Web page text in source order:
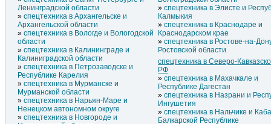
Ленинградской области
спецтехника в Архангельске и
Архангельской области
спецтехника в Вологде и Вологодской
области
спецтехника в Калининграде и
Калиниградской области
спецтехника в Петрозаводске и
Республике Карелия
спецтехника в Мурманске и
Мурманской области
спецтехника в Нарьян-Маре и
Ненецком автономном округе
спецтехника в Новгороде и
спецтехника в Элисте и
Калмыкия
спецтехника в Краснодаре и
Краснодарском крае
спецтехника в Ростове-на-
Ростовской области
спецтехника в Северо-
РФ
спецтехника в Махачкале и
Республике Дагестан
спецтехника в Назрани и
Ингушетия
спецтехника в Нальчике и
Балкарской Республике